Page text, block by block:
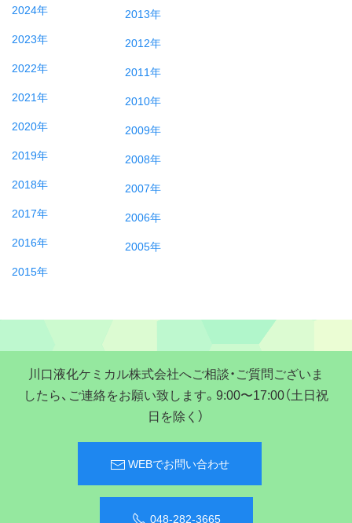
2024年
2023年
2022年
2021年
2020年
2019年
2018年
2017年
2016年
2015年
2013年
2012年
2011年
2010年
2009年
2008年
2007年
2006年
2005年
川口液化ケミカル株式会社へご相談・ご質問ございま
したら、ご連絡をお願い致します。9:00〜17:00（土日祝
日を除く）
WEBでお問い合わせ
048-282-3665